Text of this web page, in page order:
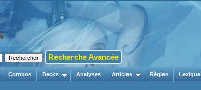
Recherche Avancée
Combos Decks Analyses Articles Règles Lexique